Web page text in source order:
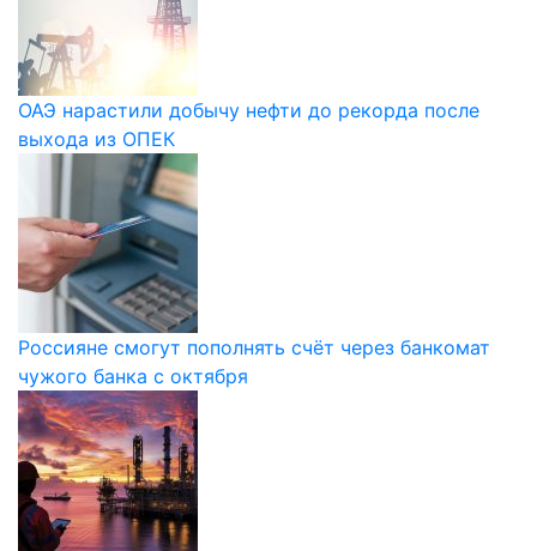
ОАЭ нарастили добычу нефти до рекорда после
выхода из ОПЕК
Россияне смогут пополнять счёт через банкомат
чужого банка с октября